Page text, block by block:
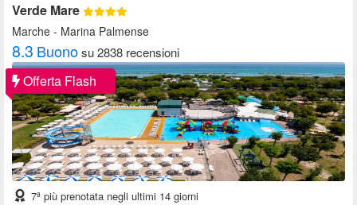
Verde Mare
Marche - Marina Palmense
8.3 Buonosu 2838 recensioni
Offerta Flash
7ª più prenotata negli ultimi 14 giorni